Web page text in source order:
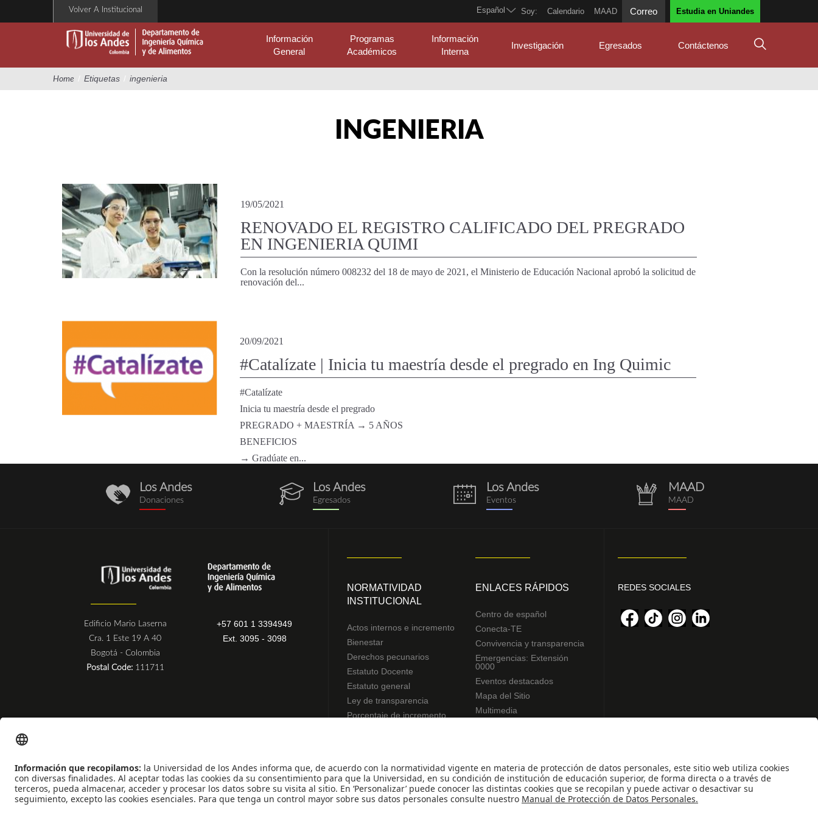
Volver A Institucional Soy: Calendario MAAD Correo Estudia en Uniandes
Español
Información
General
Programas
Académicos
Información
Interna
Investigación Egresados Contáctenos
Home / Etiquetas / ingenieria
INGENIERIA
19/05/2021
RENOVADO EL REGISTRO CALIFICADO DEL PREGRADO
EN INGENIERIA QUIMI
Con la resolución número 008232 del 18 de mayo de 2021, el Ministerio de Educación Nacional aprobó la solicitud de
renovación del...
20/09/2021
#Catalízate | Inicia tu maestría desde el pregrado en Ing Quimic
#Catalízate
Inicia tu maestría desde el pregrado
PREGRADO + MAESTRÍA → 5 AÑOS
BENEFICIOS
→ Gradúate en...
donaciones.png
Los Andes
Donaciones egresados.png
Los Andes
Egresados eventos.png
Los Andes
Eventos repositorio.png
MAAD
MAAD
Edificio Mario Laserna
Cra. 1 Este 19 A 40
Bogotá - Colombia
Postal Code: 111711
+57 601 1 3394949
Ext. 3095 - 3098
NORMATIVIDAD
INSTITUCIONAL
Actos internos e incremento
Bienestar
Derechos pecunarios
Estatuto Docente
Estatuto general
Ley de transparencia
Porcentaje de incremento
ENLACES RÁPIDOS
Centro de español
Conecta-TE
Convivencia y transparencia
Emergencias: Extensión
0000
Eventos destacados
Mapa del Sitio
Multimedia
REDES SOCIALES